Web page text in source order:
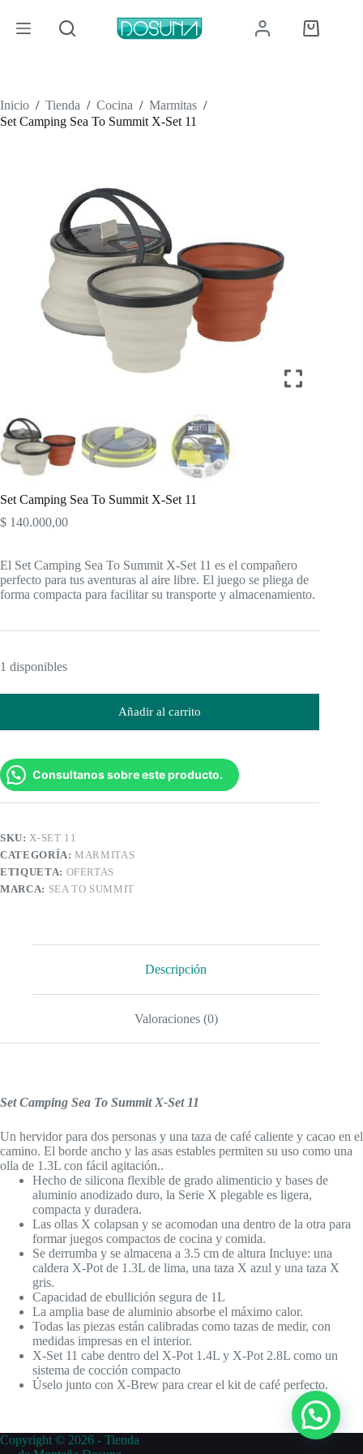
contenido
Carro
de
Inicio / Tienda / Cocina / Marmitas /
Set Camping Sea To Summit X-Set 11
Set Camping Sea To Summit X-Set 11
$ 140.000,00
El Set Camping Sea To Summit X-Set 11 es el compañero
perfecto para tus aventuras al aire libre. El juego se pliega de
forma compacta para facilitar su transporte y almacenamiento.
1 disponibles
Añadir al carrito
Consultanos sobre este producto.
SKU:X-SET 11
CATEGORÍA:MARMITAS
ETIQUETA: OFERTAS
MARCA: SEA TO SUMMIT
Descripción
Valoraciones (0)
Set Camping Sea To Summit X-Set 11
Un hervidor para dos personas y una taza de café caliente y cacao en el
camino. El borde ancho y las asas estables permiten su uso como una
olla de 1.3L con fácil agitación..
Hecho de silicona flexible de grado alimenticio y bases de
aluminio anodizado duro, la Serie X plegable es ligera,
compacta y duradera.
Las ollas X colapsan y se acomodan una dentro de la otra para
formar juegos compactos de cocina y comida.
Se derrumba y se almacena a 3.5 cm de altura Incluye: una
caldera X-Pot de 1.3L de lima, una taza X azul y una taza X
gris.
Capacidad de ebullición segura de 1L
La amplia base de aluminio absorbe el máximo calor.
Todas las piezas están calibradas como tazas de medir, con
medidas impresas en el interior.
X-Set 11 cabe dentro del X-Pot 1.4L y X-Pot 2.8L como un
sistema de cocción compacto
Úselo junto con X-Brew para crear el kit de café perfecto.
Copyright © 2026 - Tienda